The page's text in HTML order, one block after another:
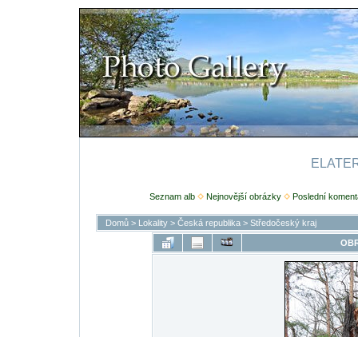
Seznam alb Nejnovější obrázky Poslední
Domů> Lokality> Česká republika> Středočeský kraj